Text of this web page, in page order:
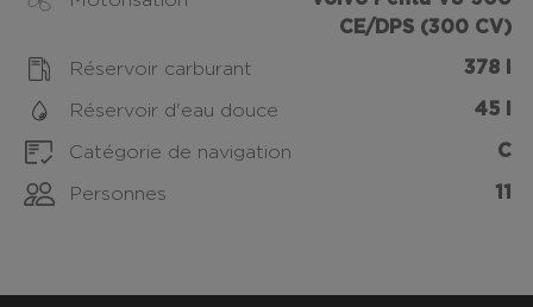
CE/DPS (300 CV)
Réservoir carburant 378 l
Réservoir d'eau douce 45 l
Catégorie de navigation C
Personnes 11